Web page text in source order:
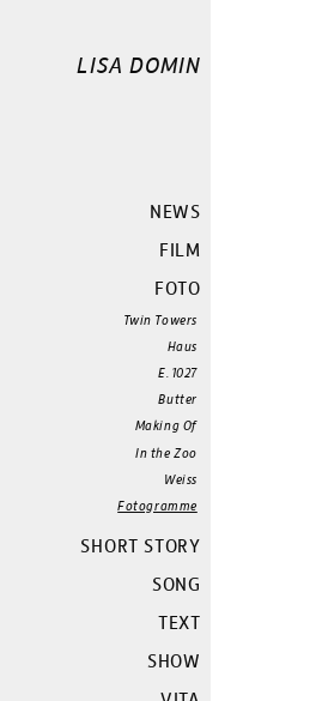
LISA DOMIN
NEWS
FILM
FOTO
Twin Towers
Haus
E.1027
Butter
Making Of
In the Zoo
Weiss
Fotogramme
SHORT STORY
SONG
TEXT
SHOW